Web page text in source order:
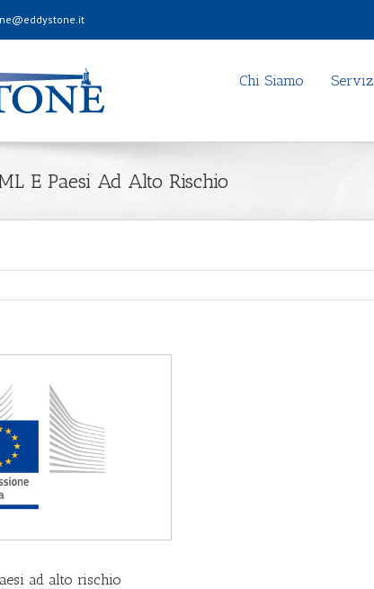
Chi Siamo
E Paesi Ad Alto Rischio
ad alto rischio